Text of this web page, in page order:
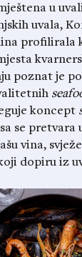
u
uvala,
profilirala
poznat je
koncept
se pretvara
vina,
dopiru iz